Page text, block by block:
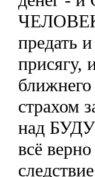
предать
присягу,
страхом
над
всё